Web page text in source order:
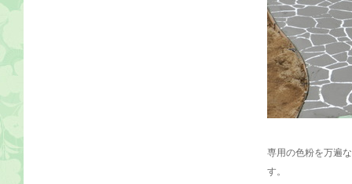
専用の色粉を万遍
す。